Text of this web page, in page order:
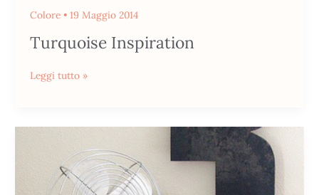
Colore• 19 Maggio 2014
Turquoise Inspiration
Leggi tutto »